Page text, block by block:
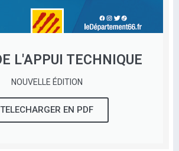
L'APPUI TECHNIQUE
NOUVELLE ÉDITION
TELECHARGER EN PDF